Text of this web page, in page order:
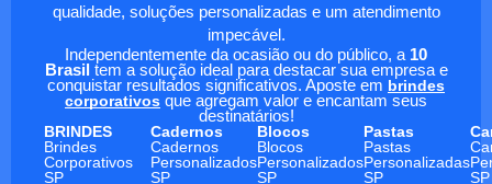
qualidade, soluções personalizadas e um atendimento
impecável.
Independentemente da ocasião ou do público, a 10
Brasil tem a solução ideal para destacar sua empresa e
conquistar resultados significativos. Aposte em brindes
corporativos que agregam valor e encantam seus
destinatários!
BRINDES
Cadernos Blocos Pastas
Brindes
Corporativos
SP
Cadernos
Personalizados
SP
Blocos
Personalizados
SP
Pastas
Personalizadas
SP
SP